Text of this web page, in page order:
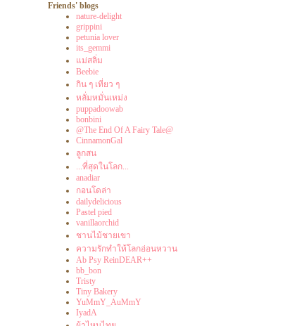
Friends' blogs
nature-delight
grippini
petunia lover
its_gemmi
ม่สลิ่ม
Beebie
กิน ๆ เที่ยว ๆ
หลั่มหมั่นเหม่ง
puppadoowab
bonbini
@The End Of A Fairy Tale@
CinnamonGal
ลูกสน
...ที่สุดในโลก...
anadiar
กอนโดล่า
dailydelicious
Pastel pied
vanillaorchid
ชานไม้ชายเขา
ความรักทำให้โลกอ่อนหวาน
Ab Psy ReinDEAR++
bb_bon
Tristy
Tiny Bakery
YuMmY_AuMmY
IyadA